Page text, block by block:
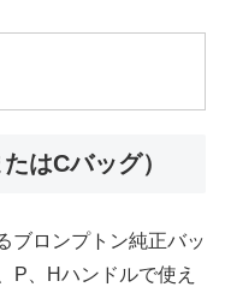
はCバッグ）
ブロンプトン純正バッ
P、Hハンドルで使え